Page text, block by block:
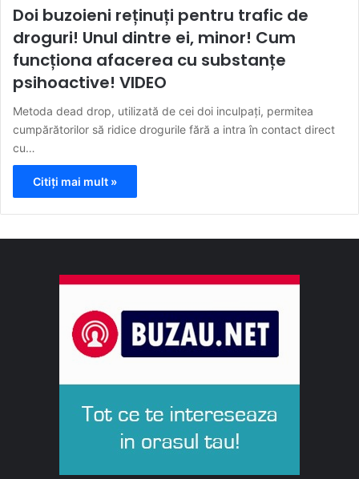
Doi buzoieni reținuți pentru trafic de
droguri! Unul dintre ei, minor! Cum
funcționa afacerea cu substanțe
psihoactive! VIDEO
Metoda dead drop, utilizată de cei doi inculpați, permitea
cumpărătorilor să ridice drogurile fără a intra în contact direct
cu…
Citiți mai mult »